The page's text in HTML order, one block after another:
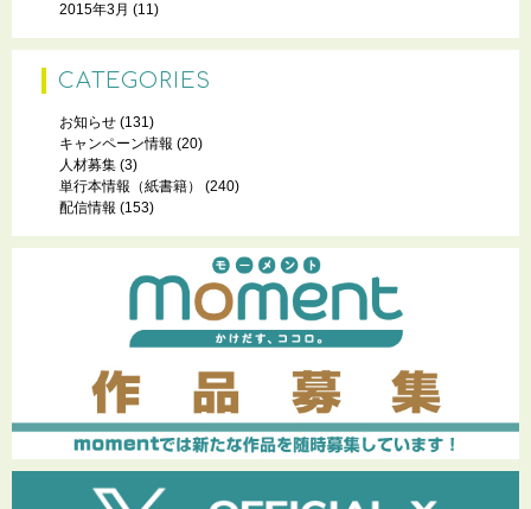
2015年3月 (11)
CATEGORIES
お知らせ (131)
キャンペーン情報 (20)
人材募集 (3)
単行本情報（紙書籍）
(240)
配信情報 (153)